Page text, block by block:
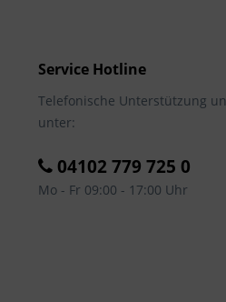
Service Hotline
Telefonische Unterstützung
unter:
04102 779 725 0
Mo - Fr 09:00 - 17:00 Uhr